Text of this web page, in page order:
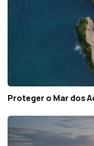
Proteger o Mar dos